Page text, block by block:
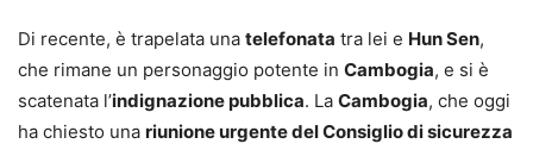
Di recente, è trapelata una telefonata tra lei e Hun Sen,
che rimane un personaggio potente in Cambogia, e si è
scatenata l’indignazione pubblica. La Cambogia, che oggi
ha chiesto una riunione urgente del Consiglio di sicurezza